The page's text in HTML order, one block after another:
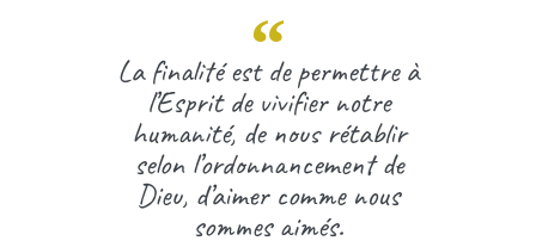
La finalité est de permettre à
l’Esprit de vivifier notre
humanité, de nous rétablir
selon l’ordonnancement de
Dieu, d’aimer comme nous
sommes aimés.